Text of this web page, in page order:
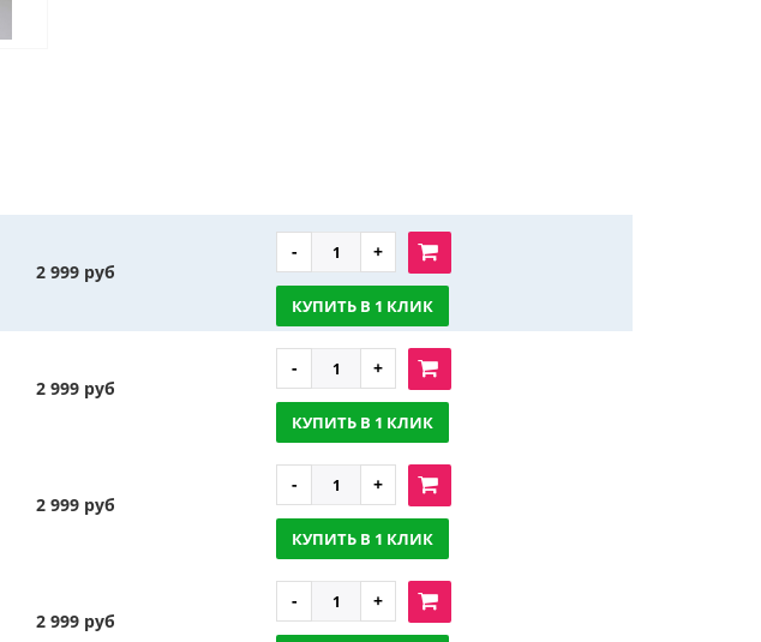
2 999 руб
КУПИТЬ В 1 КЛИК
2 999 руб
КУПИТЬ В 1 КЛИК
2 999 руб
КУПИТЬ В 1 КЛИК
2 999 руб